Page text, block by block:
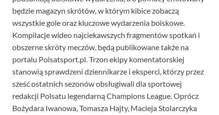
będzie magazyn skrótów, w którym kibice zobaczą
wszystkie gole oraz kluczowe wydarzenia boiskowe.
Kompilacje wideo najciekawszych fragmentów spotkań i
obszerne skróty meczów, będą publikowane także na
portalu Polsatsport.pl. Trzon ekipy komentatorskiej
stanowią sprawdzeni dziennikarze i eksperci, którzy przez
sześć ostatnich sezonów obsługiwali dla sportowej
redakcji Polsatu legendarną Champions League. Oprócz
Bożydara Iwanowa, Tomasza Hajty, Macieja Stolarczyka